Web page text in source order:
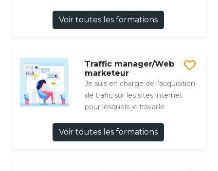
Voir toutes les formations
Traffic manager/Web
marketeur
Je suis en charge de l'acquisition
de trafic sur les sites internet
pour lesquels je travaille
Voir toutes les formations